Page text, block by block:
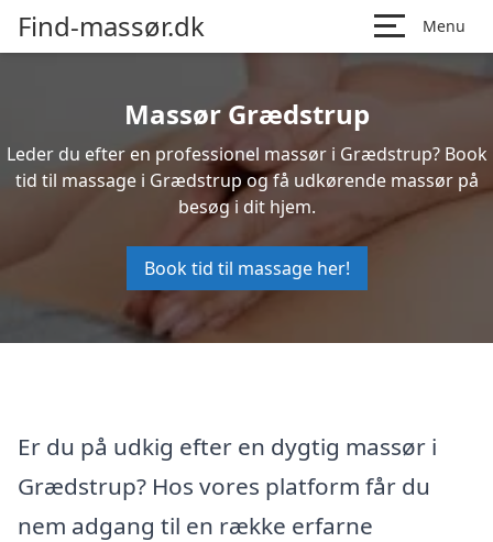
Find-massør.dk Menu
Massør Grædstrup
Leder du efter en professionel massør i Grædstrup? Book
tid til massage i Grædstrup og få udkørende massør på
besøg i dit hjem.
Book tid til massage her!
Er du på udkig efter en dygtig massør i
Grædstrup? Hos vores platform får du
nem adgang til en række erfarne